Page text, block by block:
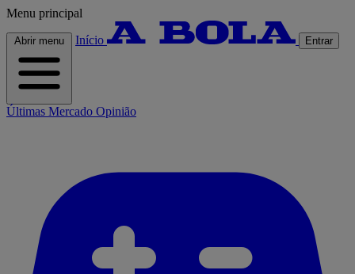
Menu principal
Abrir menu Início Entrar
Últimas Mercado Opinião